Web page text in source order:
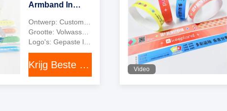
Armband In
Naam Tag
Armband Plastic
materiaal
Grootte: Volwassen, Pediatrisch, Zuigeling
Logo's: Gepaste logo's, voorraadlogo's, enz.
Krijg Beste Prijs Video